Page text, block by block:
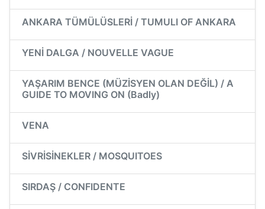
ANKARA TÜMÜLÜSLERİ / TUMULI OF ANKARA
YENİ DALGA / NOUVELLE VAGUE
YAŞARIM BENCE (MÜZİSYEN OLAN DEĞİL) / A
GUIDE TO MOVING ON (Badly)
VENA
SİVRİSİNEKLER / MOSQUITOES
SIRDAŞ / CONFIDENTE